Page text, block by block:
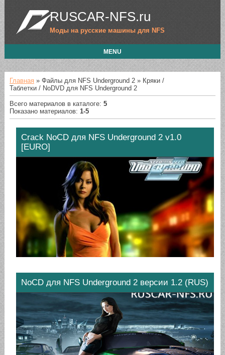
RUSCAR-NFS.ru
Моды на русские машины для NFS
MENU
Главная » Файлы для NFS Underground 2 » Кряки /
Таблетки / NoDVD для NFS Underground 2
Всего материалов в каталоге: 5
Показано материалов: 1-5
Crack NoCD для NFS Underground 2 v1.0
[EURO]
NoCD для NFS Underground 2 версии 1.2 (RUS)